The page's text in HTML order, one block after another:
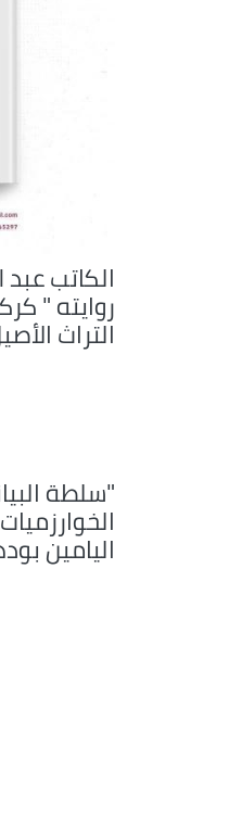
الكاتب
روايته "
التراث
"سلطة
اليامين